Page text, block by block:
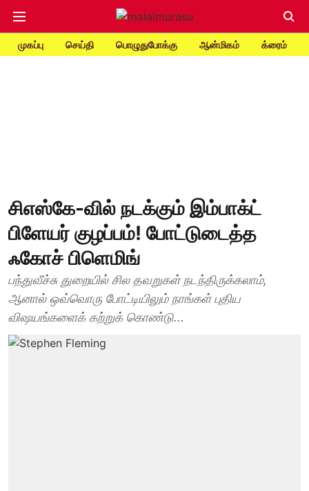
முகப்பு செய்தி பொழுதுபோக்கு ஆன்மிகம் க்ரைம்
சிஎஸ்கே-வில் நடக்கும் இம்பாக்ட்
பிளேயர் குழப்பம்! போட்டுடைத்த
ஃகோச் பிளெமிங்
பந்துவீச்சு துறையில் சில தவறுகள் நடந்திருக்கலாம்,
ஆனால் ஒவ்வொரு போட்டியிலும் நாங்கள் புதிய
விஷயங்களைக் கற்றுக் கொண்டு...